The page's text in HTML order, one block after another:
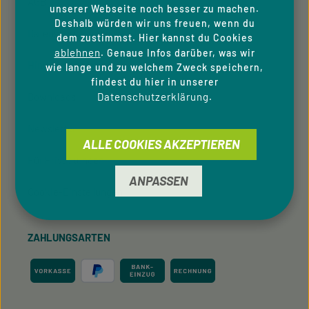
Datenschutzhinweise
Hinweisgeber­system
Newsletter
Für Privatkunden
ZAHLUNGSARTEN
unserer Webseite noch besser zu machen.
Deshalb würden wir uns freuen, wenn du
dem zustimmst. Hier kannst du Cookies
ablehnen. Genaue Infos darüber, was wir
wie lange und zu welchem Zweck speichern,
findest du hier in unserer
Datenschutzerklärung.
ANPASSEN
ALLE COOKIES AKZEPTIEREN